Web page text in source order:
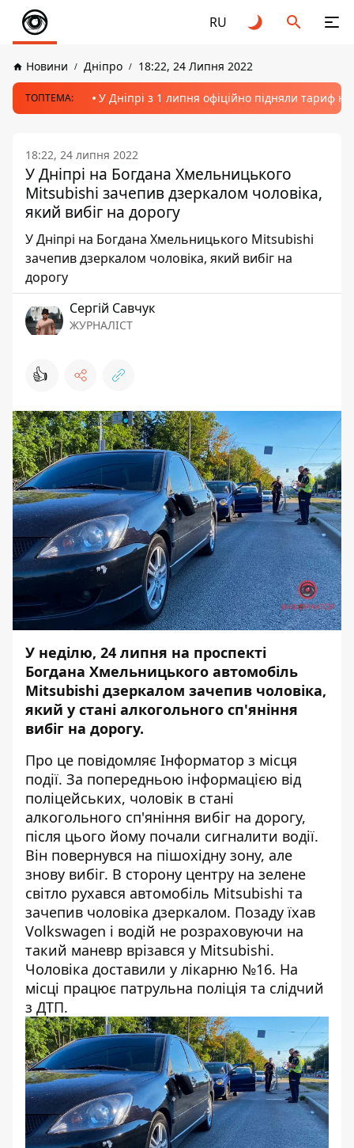
RU
Новини Дніпро 18:22, 24 Липня 2022
ТОПТЕМА: У Дніпрі з 1 липня офіційно підняли тариф
18:22, 24 липня 2022
У Дніпрі на Богдана Хмельницького
Mitsubishi зачепив дзеркалом чоловіка,
який вибіг на дорогу
У Дніпрі на Богдана Хмельницького Mitsubishi
зачепив дзеркалом чоловіка, який вибіг на
дорогу
Сергій Савчук
ЖУРНАЛІСТ
👍
У неділю, 24 липня на проспекті
Богдана Хмельницького автомобіль
Mitsubishi дзеркалом зачепив чоловіка,
який у стані алкогольного сп'яніння
вибіг на дорогу.
Про це повідомляє Інформатор з місця
події. За попередньою інформацією від
поліцейських, чоловік в стані
алкогольного сп'яніння вибіг на дорогу,
після цього йому почали сигналити водії.
Він повернувся на пішохідну зону, але
знову вибіг. В сторону центру на зелене
світло рухався автомобіль Mitsubishi та
зачепив чоловіка дзеркалом. Позаду їхав
Volkswagen і водій не розраховуючи на
такий маневр врізався у Mitsubishi.
Чоловіка доставили у лікарню №16. На
місці працює патрульна поліція та слідчий
з ДТП.